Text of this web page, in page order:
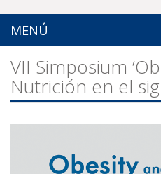
MENÚ
VII Simposium
Nutrición en el